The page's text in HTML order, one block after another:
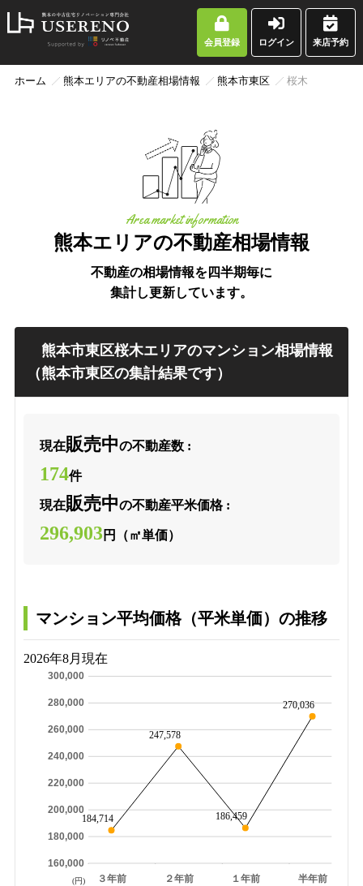
会員登録 ログイン 来店予約
ホーム 熊本エリアの不動産相場情報 熊本市東区 桜木
熊本エリアの不動産相場情報
Area market information
不動産の相場情報を四半期毎に
集計し更新しています。
熊本市東区桜木エリアのマンション相場情報
（熊本市東区の集計結果です）
現在販売中の不動産数 :
174件
現在販売中の不動産平米価格 :
296,903円（㎡単価）
マンション平均価格（平米単価）の推移
2026年8月現在
３年前 ２年前 １年前 半年前
160,000
180,000
200,000
220,000
240,000
260,000
280,000
300,000
184,714
247,578
186,459
270,036
(円)